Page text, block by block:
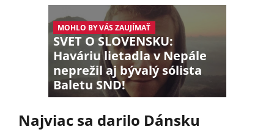
MOHLO BY VÁS ZAUJÍMAŤ
SVET O SLOVENSKU:
Haváriu lietadla v Nepále
neprežil aj bývalý sólista
Baletu SND!
Najviac sa darilo Dánsku